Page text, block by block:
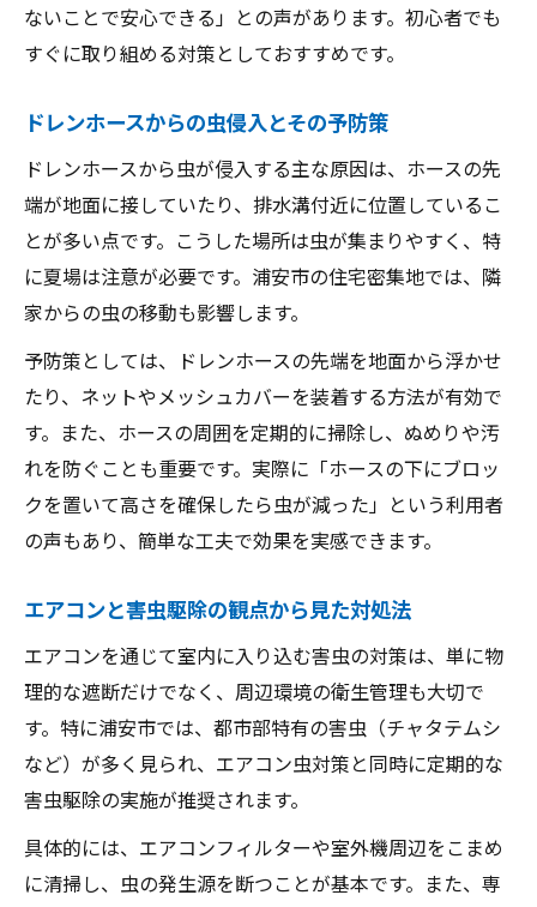
ないことで安心できる」との声があります。初心者でも
すぐに取り組める対策としておすすめです。
ドレンホースからの虫侵入とその予防策
ドレンホースから虫が侵入する主な原因は、ホースの先
端が地面に接していたり、排水溝付近に位置しているこ
とが多い点です。こうした場所は虫が集まりやすく、特
に夏場は注意が必要です。浦安市の住宅密集地では、隣
家からの虫の移動も影響します。
予防策としては、ドレンホースの先端を地面から浮かせ
たり、ネットやメッシュカバーを装着する方法が有効で
す。また、ホースの周囲を定期的に掃除し、ぬめりや汚
れを防ぐことも重要です。実際に「ホースの下にブロッ
クを置いて高さを確保したら虫が減った」という利用者
の声もあり、簡単な工夫で効果を実感できます。
エアコンと害虫駆除の観点から見た対処法
エアコンを通じて室内に入り込む害虫の対策は、単に物
理的な遮断だけでなく、周辺環境の衛生管理も大切で
す。特に浦安市では、都市部特有の害虫（チャタテムシ
など）が多く見られ、エアコン虫対策と同時に定期的な
害虫駆除の実施が推奨されます。
具体的には、エアコンフィルターや室外機周辺をこまめ
に清掃し、虫の発生源を断つことが基本です。また、専